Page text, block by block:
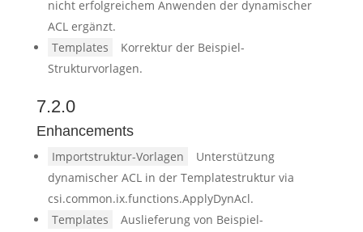
nicht erfolgreichem Anwenden der dynamischer
ACL ergänzt.
Templates
Korrektur der Beispiel-
Strukturvorlagen.
7.2.0
Enhancements
Importstruktur-Vorlagen
Unterstützung
dynamischer ACL in der Templatestruktur via
csi.common.ix.functions.ApplyDynAcl.
Templates
Auslieferung von Beispiel-